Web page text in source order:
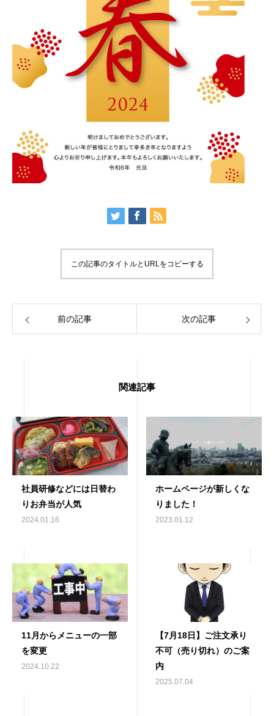
この記事のタイトルとURLをコピーする
前の記事 次の記事
関連記事
社員研修などには日替わ
りお弁当が人気
2024.01.16
ホームページが新しくな
りました！
2023.01.12
11月からメニューの一部
を変更
2024.10.22
【7月18日】ご注文承り
不可（売り切れ）のご案
内
2025.07.04